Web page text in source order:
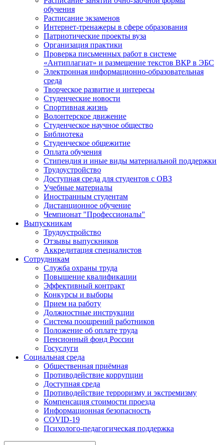
обучения
Расписание экзаменов
Интернет-тренажеры в сфере образования
Патриотические проекты вуза
Организация практики
Проверка письменных работ в системе
«Антиплагиат» и размещение текстов ВКР в ЭБС
Электронная информационно-образовательная
среда
Творческое развитие и интересы
Студенческие новости
Спортивная жизнь
Волонтерское движение
Студенческое научное общество
Библиотека
Студенческое общежитие
Оплата обучения
Стипендия и иные виды материальной поддержки
Трудоустройство
Доступная среда для студентов с ОВЗ
Учебные материалы
Иностранным студентам
Дистанционное обучение
Чемпионат "Профессионалы"
Выпускникам
Трудоустройство
Отзывы выпускников
Аккредитация специалистов
Сотрудникам
Служба охраны труда
Повышение квалификации
Эффективный контракт
Конкурсы и выборы
Прием на работу
Должностные инструкции
Система поощрений работников
Положение об оплате труда
Пенсионный фонд России
Госуслуги
Социальная среда
Общественная приёмная
Противодействие коррупции
Доступная среда
Противодействие терроризму и экстремизму
Компенсация стоимости проезда
Информационная безопасность
COVID-19
Психолого-педагогическая поддержка